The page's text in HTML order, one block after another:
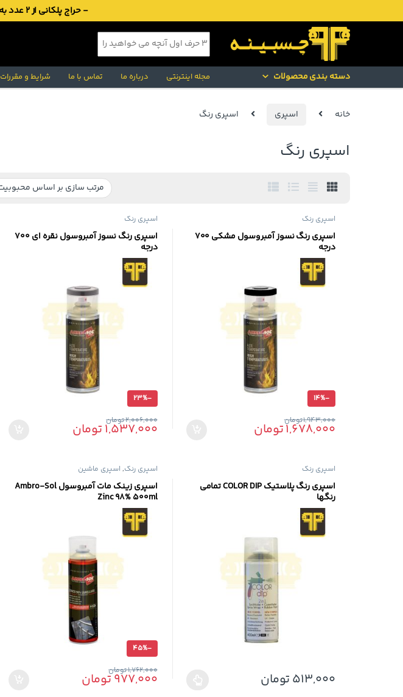
- حراج پلکانی از 2 عدد به بالا بر روی تمامی محصولات -
Skip to navigation
Skip to content
جستجو برای:
دسته بندی محصولات مجله اینترنتی درباره ما تماس با ما شرایط و مقررات
خانه اسپری اسپری رنگ
اسپری رنگ
اسپری رنگ
اسپری رنگ نسوز آمبروسول مشکی 700
درجه
-
14%
1,678,000تومان 1,943,000تومان
اسپری رنگ
اسپری رنگ نسوز آمبروسول نقره ای 700
درجه
-
23%
1,537,000تومان 2,006,000تومان
اسپری رنگ
اسپری رنگ پلاستیک COLOR DIP تمامی
رنگها
513,000تومان
این محصول دارای انواع مختلفی می باشد. گزینه ها ممکن است در صفحه محصول انتخاب شوند
اسپری رنگ, اسپری ماشین
اسپری زینک مات آمبروسول Ambro-Sol
Zinc 98% 500ml
-
45%
977,000تومان 1,762,000تومان